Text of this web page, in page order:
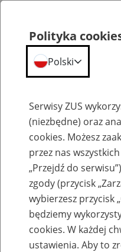
Najczęściej zadawane pytania e-ZLA
Najczęściej
dotyczące e-
Polityka
Polski
Serwisy ZUS
(niezbędne) oraz
cookies. Możesz
przez nas
„Przejdź do
zgody (przycisk
wybierzesz przycisk
będziemy
cookies. W każdej
ustawienia. Aby to